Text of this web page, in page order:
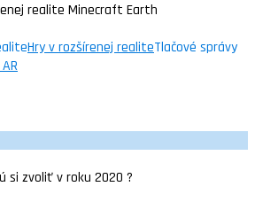
realite Minecraft Earth
Hry v rozšírenej realiteTlačové správy
si zvoliť v roku 2020 ?